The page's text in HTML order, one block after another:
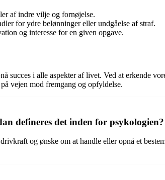
af indre vilje og fornøjelse.
for ydre belønninger eller undgåelse af straf.
og interesse for en given opgave.
succes i alle aspekter af livet. Ved at erkende
vejen mod fremgang og opfyldelse.
defineres det inden for psykologien?
og ønske om at handle eller opnå et